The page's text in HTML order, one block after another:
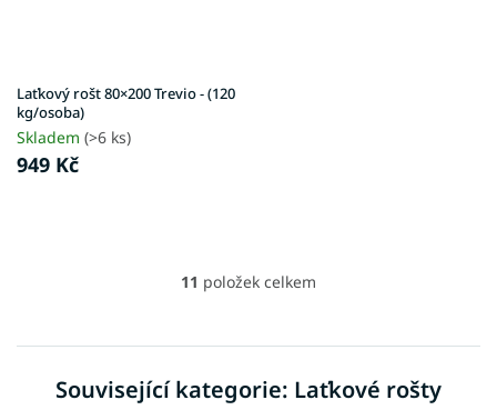
Laťkový rošt 80×200 Trevio - (120
kg/osoba)
Skladem (>6 ks)
949 Kč
O
á
a
11 položek celkem
Související kategorie: Laťkové rošty